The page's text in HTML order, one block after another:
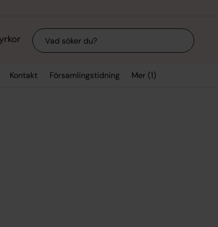
Sök
Kontakt Församlingstidning Mer (1)